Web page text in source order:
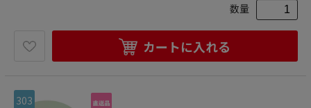
数量
カートに入れる
303